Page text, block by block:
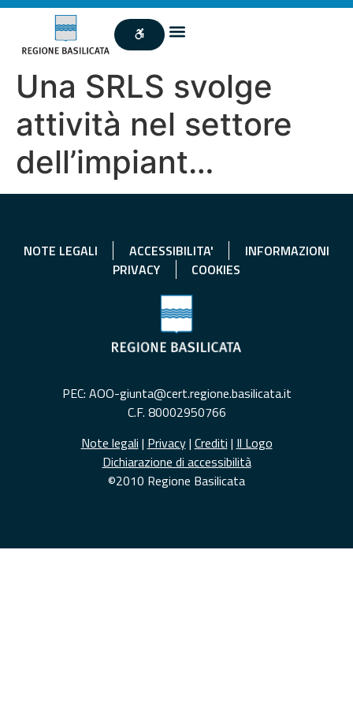
Una SRLS svolge
attività nel settore
dell’impiant…
NOTE LEGALI ACCESSIBILITA'
INFORMAZIONI
PRIVACY
COOKIES
PEC: AOO-giunta@cert.regione.basilicata.it
C.F. 80002950766
Note legali | Privacy| Crediti | Il Logo
Dichiarazione di accessibilità
©2010 Regione Basilicata